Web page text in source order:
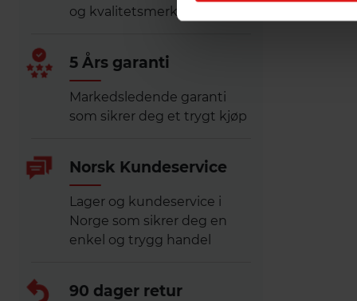
og kvalitetsmerker
5 Års garanti
Markedsledende garanti
som sikrer deg et trygt kjøp
Norsk Kundeservice
Lager og kundeservice i
Norge som sikrer deg en
enkel og trygg handel
90 dager retur